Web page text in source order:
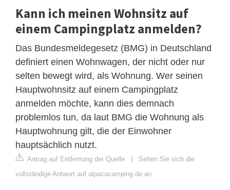
Kann ich meinen Wohnsitz auf
einem Campingplatz anmelden?
Das Bundesmeldegesetz (BMG) in Deutschland
definiert einen Wohnwagen, der nicht oder nur
selten bewegt wird, als Wohnung. Wer seinen
Hauptwohnsitz auf einem Campingplatz
anmelden möchte, kann dies demnach
problemlos tun, da laut BMG die Wohnung als
Hauptwohnung gilt, die der Einwohner
hauptsächlich nutzt.
Antrag auf Entfernung der Quelle
Sehen Sie sich die
vollständige Antwort auf alpacacamping.de an